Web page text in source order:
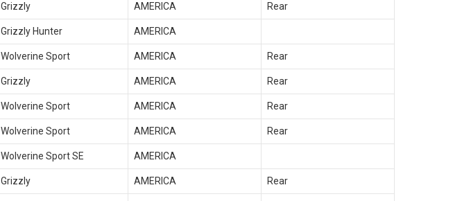
Grizzly AMERICA Rear
Grizzly Hunter AMERICA
Wolverine Sport AMERICA Rear
Grizzly AMERICA Rear
Wolverine Sport AMERICA Rear
Wolverine Sport AMERICA Rear
Wolverine Sport SE AMERICA
Grizzly AMERICA Rear